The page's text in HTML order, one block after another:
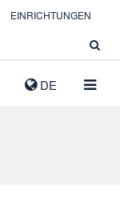
DE
EINRICHTUNGEN